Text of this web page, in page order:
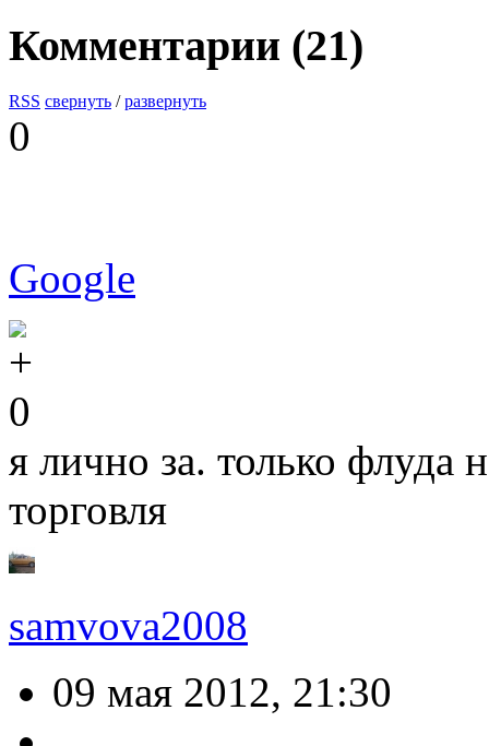
Комментарии (21)
RSS свернуть /развернуть
0
Google
0
я лично за. только флуда
торговля
samvova2008
09 мая 2012, 21:30